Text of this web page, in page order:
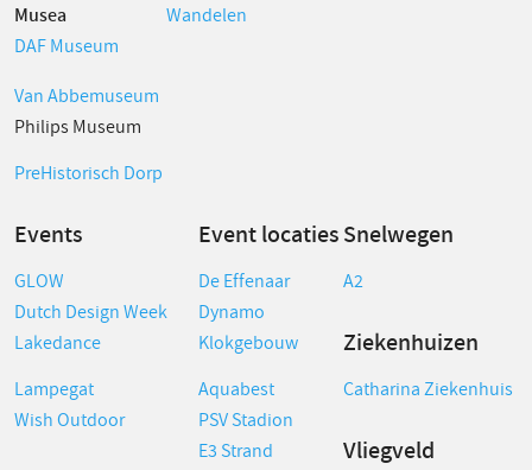
Musea
Wandelen
DAF Museum
Van Abbemuseum
Philips Museum
PreHistorisch Dorp
Events Event locatiesSnelwegen
GLOW De Effenaar
A2
Dutch Design Week
Dynamo
Lakedance
Klokgebouw Ziekenhuizen
Lampegat Aquabest
Catharina Ziekenhuis
Wish Outdoor
PSV Stadion
E3 Strand
Vliegveld